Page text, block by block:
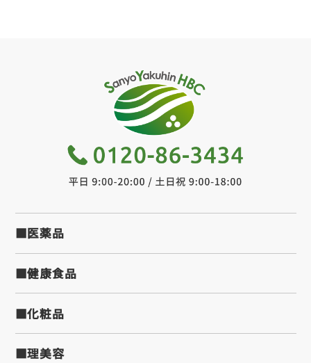
■医薬品
■健康食品
■化粧品
■理美容